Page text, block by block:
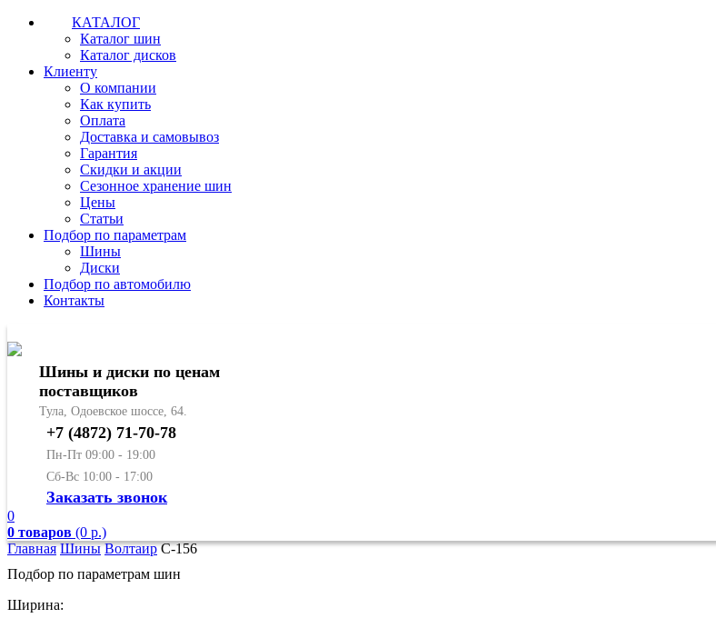
КАТАЛОГ
Каталог шин
Каталог дисков
Клиенту
О компании
Как купить
Оплата
Доставка и самовывоз
Гарантия
Скидки и акции
Сезонное хранение шин
Цены
Статьи
Подбор по параметрам
Шины
Диски
Подбор по автомобилю
Контакты
Шины и диски по ценам
поставщиков
Тула, Одоевское шоссе, 64.
+7 (4872) 71-70-78
Пн-Пт 09:00 - 19:00
Сб-Вс 10:00 - 17:00
Заказать звонок
0
0 товаров (0 р.)
Главная Шины ВолтаирС-156
Подбор по параметрам шин
Ширина: